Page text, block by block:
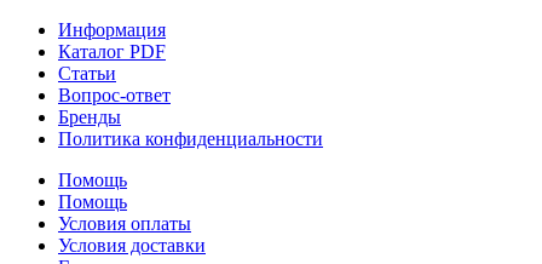
Информация
Каталог PDF
Статьи
Вопрос-ответ
Бренды
Политика конфиденциальности
Помощь
Помощь
Условия оплаты
Условия доставки